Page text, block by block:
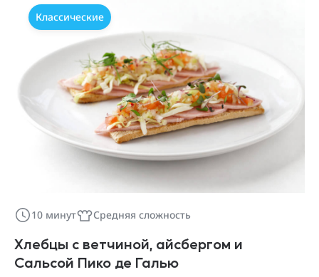
Классические
10 минут Средняя сложность
Хлебцы с ветчиной, айсбергом и
Сальсой Пико де Галью